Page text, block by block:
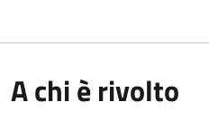
A chi è rivolto